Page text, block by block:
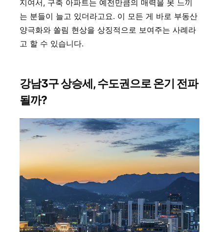
지여서, 구축 아파트는 예전만큼의 매력을 못 느끼
는 분들이 늘고 있더라고요. 이 모든 게 바로 부동산
양극화와 쏠림 현상을 상징적으로 보여주는 사례라
고 할 수 있습니다.
강남3구 상승세, 수도권으로 온기 전파
될까?